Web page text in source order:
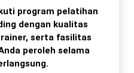
program pelatihan
dengan kualitas
serta fasilitas
peroleh selama